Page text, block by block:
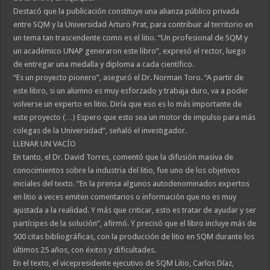
Destacó que la publicación constituye una alianza público privada
entre SQM y la Universidad Arturo Prat, para contribuir al territorio en
un tema tan trascendente como es el litio. “Un profesional de SQM y
un académico UNAP generaron este libro”, expresó el rector, luego
de entregar una medalla y diploma a cada científico.
“Es un proyecto pionero”, aseguró el Dr. Norman Toro. “A partir de
este libro, si un alumno es muy esforzado y trabaja duro, va a poder
volverse un experto en litio. Diría que eso es lo más importante de
este proyecto (…) Espero que esto sea un motor de impulso para más
colegas de la Universidad”, señaló el investigador.
LLENAR UN VACÍO
En tanto, el Dr. David Torres, comentó que la difusión masiva de
conocimientos sobre la industria del litio, fue uno de los objetivos
iniciales del texto. “En la prensa algunos autodenominados expertos
en litio a veces emiten comentarios o información que no es muy
ajustada a la realidad. Y más que criticar, esto es tratar de ayudar y ser
partícipes de la solución”, afirmó. Y precisó que el libro incluye más de
500 citas bibliográficas, con la producción de litio en SQM durante los
últimos 25 años, con éxitos y dificultades.
En el texto, el vicepresidente ejecutivo de SQM Litio, Carlos Díaz,